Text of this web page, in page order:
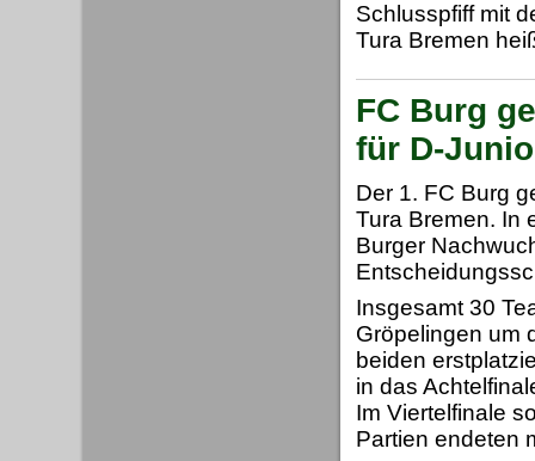
Schlusspfiff mit
Tura Bremen
FC Burg
für D-
Der 1. FC Burg
Tura Bremen. In
Burger
Insgesamt 30
Gröpelingen um
beiden
in das
Im Viertelfinale
Partien endeten